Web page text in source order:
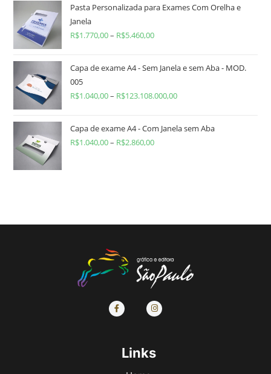
Pasta Personalizada para Exames Com Orelha e
Janela
R$1.770,00– R$5.460,00
Capa de exame A4 - Sem Janela e sem Aba - MOD.
005
R$1.040,00– R$123.108.000,00
Capa de exame A4 - Com Janela sem Aba
R$1.040,00– R$2.860,00
Links